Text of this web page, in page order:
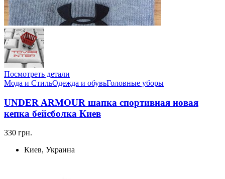
Посмотреть детали
Мода и СтильОдежда и обувьГоловные уборы
UNDER ARMOUR шапка спортивная новая
кепка бейсболка Киев
330 грн.
Киев, Украина